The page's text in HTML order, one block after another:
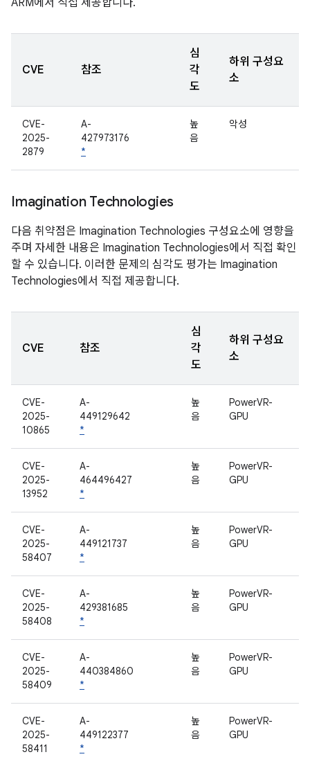
ARM에서 직접 제공합니다.
CVE 참조
심
각
도
하위 구성요
소
CVE-
2025-
2879
A-
427973176
*
높
음
악성
Imagination Technologies
다음 취약점은 Imagination Technologies 구성요소에 영향을
주며 자세한 내용은 Imagination Technologies에서 직접 확인
할 수 있습니다. 이러한 문제의 심각도 평가는 Imagination
Technologies에서 직접 제공합니다.
CVE 참조
심
각
도
하위 구성요
소
CVE-
2025-
10865
A-
449129642
*
높
음
PowerVR-
GPU
CVE-
2025-
13952
A-
464496427
*
높
음
PowerVR-
GPU
CVE-
2025-
58407
A-
449121737
*
높
음
PowerVR-
GPU
CVE-
2025-
58408
A-
429381685
*
높
음
PowerVR-
GPU
CVE-
2025-
58409
A-
440384860
*
높
음
PowerVR-
GPU
CVE-
2025-
58411
A-
449122377
*
높
음
PowerVR-
GPU